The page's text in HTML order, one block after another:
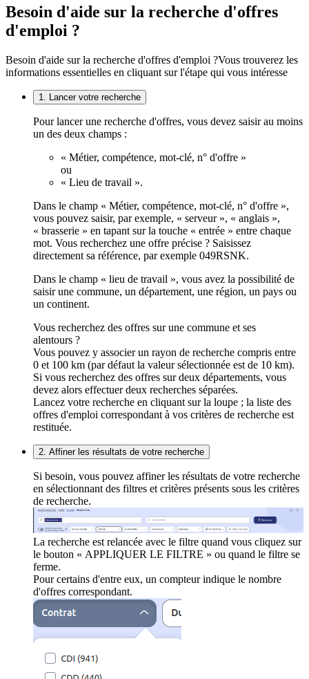
Besoin d'aide sur la recherche d'offres
d'emploi ?
Besoin d'aide sur la recherche d'offres d'emploi ?Vous trouverez les
informations essentielles en cliquant sur l'étape qui vous intéresse
1. Lancer votre recherche
Pour lancer une recherche d'offres, vous devez saisir au moins
un des deux champs :
« Métier, compétence, mot-clé, n° d'offre »
ou
« Lieu de travail ».
Dans le champ « Métier, compétence, mot-clé, n° d'offre »,
vous pouvez saisir, par exemple, « serveur », « anglais »,
« brasserie » en tapant sur la touche « entrée » entre chaque
mot. Vous recherchez une offre précise ? Saisissez
directement sa référence, par exemple 049RSNK.
Dans le champ « lieu de travail », vous avez la possibilité de
saisir une commune, un département, une région, un pays ou
un continent.
Vous recherchez des offres sur une commune et ses
alentours ?
Vous pouvez y associer un rayon de recherche compris entre
0 et 100 km (par défaut la valeur sélectionnée est de 10 km).
Si vous recherchez des offres sur deux départements, vous
devez alors effectuer deux recherches séparées.
Lancez votre recherche en cliquant sur la loupe ; la liste des
offres d'emploi correspondant à vos critères de recherche est
restituée.
2. Affiner les résultats de votre recherche
Si besoin, vous pouvez affiner les résultats de votre recherche
en sélectionnant des filtres et critères présents sous les critères
de recherche.
La recherche est relancée avec le filtre quand vous cliquez sur
le bouton « APPLIQUER LE FILTRE » ou quand le filtre se
ferme.
Pour certains d'entre eux, un compteur indique le nombre
d'offres correspondant.